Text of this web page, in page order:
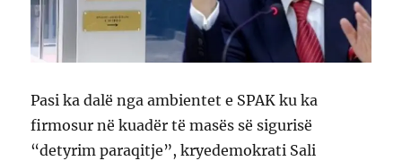
Pasi ka dalë nga ambientet e SPAK ku ka
firmosur në kuadër të masës së sigurisë
“detyrim paraqitje”, kryedemokrati Sali